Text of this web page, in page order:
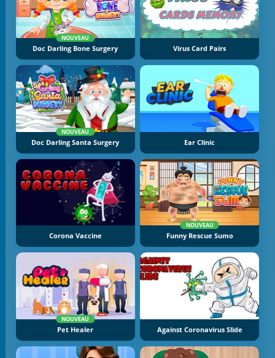
NOUVEAU
Doc Darling Bone Surgery Virus Card Pairs
NOUVEAU
Doc Darling Santa Surgery Ear Clinic
Corona Vaccine
NOUVEAU
Funny Rescue Sumo
NOUVEAU
Pet Healer Against Coronavirus Slide